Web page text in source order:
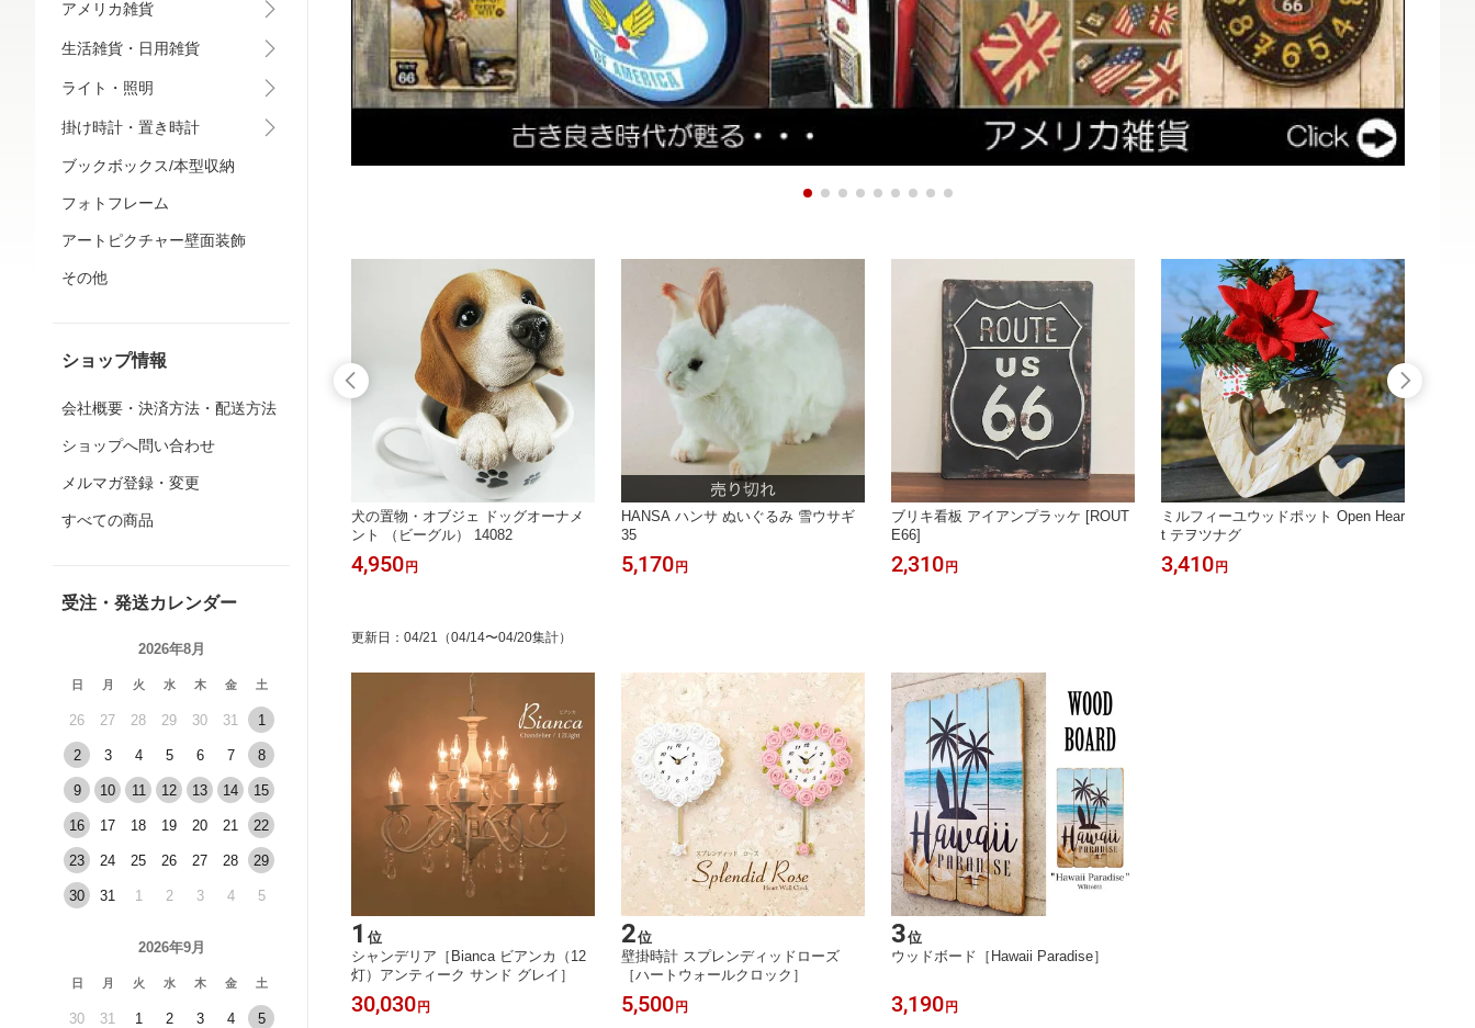
アメリカ雑貨
生活雑貨・日用雑貨
ライト・照明
掛け時計・置き時計
ブックボックス/本型収納
フォトフレーム
アートピクチャー壁面装飾
その他
ショップ情報
会社概要・決済方法・配送方法
ショップへ問い合わせ
メルマガ登録・変更
すべての商品
受注・発送カレンダー
2026年8月
日 月 火 水 木 金 土
26 27 28 29 30 31 1
2 3 4 5 6 7 8
9 10 11 12 13 14 15
16 17 18 19 20 21 22
23 24 25 26 27 28 29
30 31 1 2 3 4 5
2026年9月
日 月 火 水 木 金 土
30 31 1 2 3 4 5
HANSA ハンサ ぬいぐるみ スズメ 10
犬の置物・オブジェ ドッグオーナメ
ント （ビーグル） 14082
4,950 円
HANSA ハンサ ぬいぐるみ 雪ウサギ
35
5,170 円
ブリキ看板 アイアンプラッケ [ROUT
E66]
2,310 円
ミルフィーユウッドポット Open Hear
t テヲツナグ
3,410 円
更新日 ： 04/21 （04/14〜04/20集計）
1 位
シャンデリア［Bianca ビアンカ（12
灯）アンティーク サンド グレイ］
30,030 円
2位
壁掛時計 スプレンディッドローズ
［ハートウォールクロック］
5,500 円
3位
ウッドボード［Hawaii Paradise］
3,190 円